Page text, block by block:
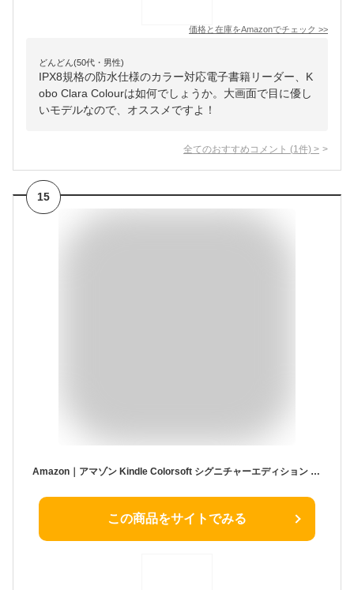
価格と在庫をAmazonでチェック >>
どんどん(50代・男性)
IPX8規格の防水仕様のカラー対応電子書籍リーダー、K
obo Clara Colourは如何でしょうか。大画面で目に優し
いモデルなので、オススメですよ！
全てのおすすめコメント (1 件) >
15
Amazon｜アマゾン Kindle Colorsoft シグニチャーエディション (32GB) 7インチカラーディスプレイ、色調調節ライト、8週間持続バッテリー、広告無し (2025年発売) メタリックブラック B0CX8Y3CMG [7インチ /防水]
この商品をサイトでみる